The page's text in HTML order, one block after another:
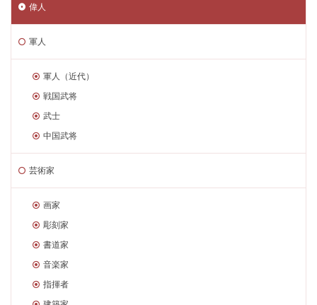
偉人
軍人
軍人（近代）
戦国武将
武士
中国武将
芸術家
画家
彫刻家
書道家
音楽家
指揮者